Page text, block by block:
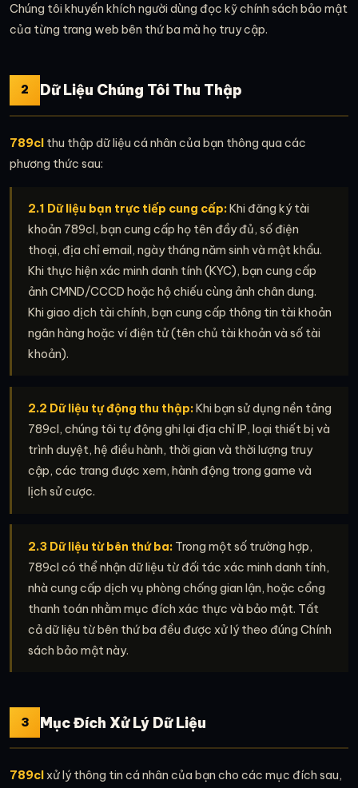
Chúng tôi khuyến khích người dùng đọc kỹ chính sách bảo mật
của từng trang web bên thứ ba mà họ truy cập.
2 Dữ Liệu Chúng Tôi Thu Thập
789cl thu thập dữ liệu cá nhân của bạn thông qua các
phương thức sau:
2.1 Dữ liệu bạn trực tiếp cung cấp:Khi đăng ký tài
khoản 789cl, bạn cung cấp họ tên đầy đủ, số điện
thoại, địa chỉ email, ngày tháng năm sinh và mật khẩu.
Khi thực hiện xác minh danh tính (KYC), bạn cung cấp
ảnh CMND/CCCD hoặc hộ chiếu cùng ảnh chân dung.
Khi giao dịch tài chính, bạn cung cấp thông tin tài khoản
ngân hàng hoặc ví điện tử (tên chủ tài khoản và số tài
khoản).
2.2 Dữ liệu tự động thu thập: Khi bạn sử dụng nền tảng
789cl, chúng tôi tự động ghi lại địa chỉ IP, loại thiết bị và
trình duyệt, hệ điều hành, thời gian và thời lượng truy
cập, các trang được xem, hành động trong game và
lịch sử cược.
2.3 Dữ liệu từ bên thứ ba: Trong một số trường hợp,
789cl có thể nhận dữ liệu từ đối tác xác minh danh tính,
nhà cung cấp dịch vụ phòng chống gian lận, hoặc cổng
thanh toán nhằm mục đích xác thực và bảo mật. Tất
cả dữ liệu từ bên thứ ba đều được xử lý theo đúng Chính
sách bảo mật này.
3 Mục Đích Xử Lý Dữ Liệu
789clxử lý thông tin cá nhân của bạn cho các mục đích sau,